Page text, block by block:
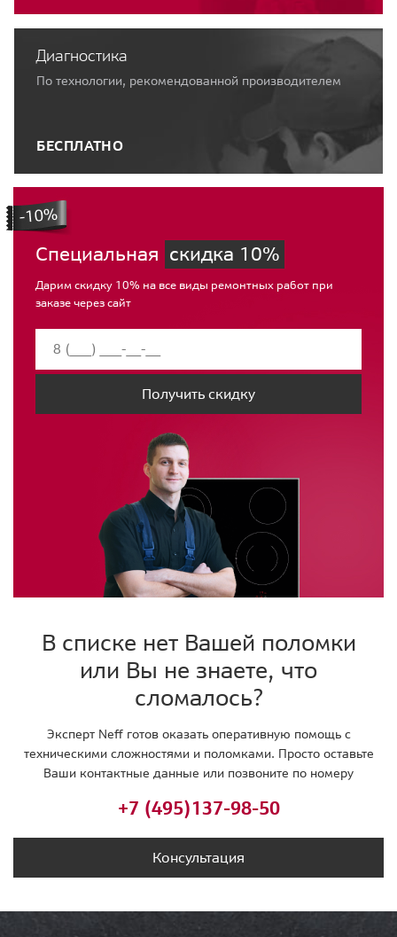
Диагностика
По технологии, рекомендованной производителем
БЕСПЛАТНО
Специальная скидка 10%
Дарим скидку 10% на все виды ремонтных работ при
заказе через сайт
Получить скидку
В списке нет Вашей поломки
или Вы не знаете, что
сломалось?
Эксперт Neff готов оказать оперативную помощь с
техническими сложностями и поломками. Просто оставьте
Ваши контактные данные или позвоните по номеру
+7 (495)137-98-50
Консультация